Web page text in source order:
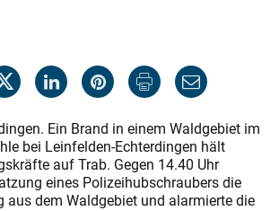
Ein Brand in einem Waldgebiet im
bei Leinfelden-Echterdingen hält
auf Trab. Gegen 14.40 Uhr
eines Polizeihubschraubers die
aus dem Waldgebiet und alarmierte die